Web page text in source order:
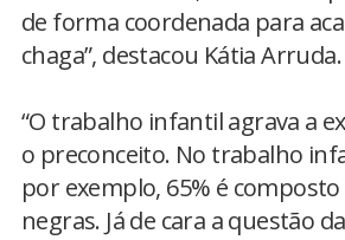
de forma coordenada para
chaga”, destacou Kátia Arruda.
“O trabalho infantil agrava a
o preconceito. No trabalho
por exemplo, 65% é
negras. Já de cara a questão